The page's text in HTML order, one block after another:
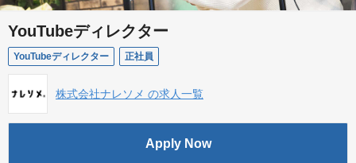
YouTubeディレクター
YouTubeディレクター 正社員
株式会社ナレソメ の求人一覧
Apply Now